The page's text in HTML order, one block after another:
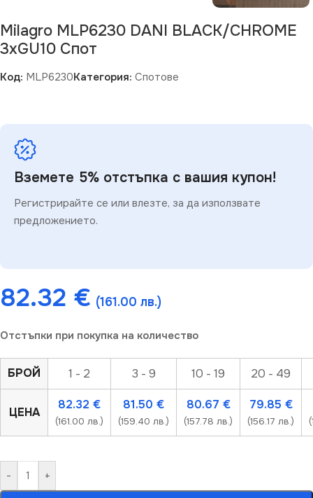
Milagro MLP6230 DANI BLACK/CHROME
3xGU10 Спот
Код: MLP6230Категория: Спотове
Вземете 5% отстъпка с вашия купон!
Регистрирайте се или влезте, за да използвате
предложението.
82.32 € (161.00 лв.)
Отстъпки при покупка на количество
БРОЙ 1 - 2 3 - 9 10 - 19 20 - 49
ЦЕНА
82.32 €
(161.00 лв.)
81.50 €
(159.40 лв.)
80.67 €
(157.78 лв.)
79.85 €
(156.17 лв.)
- +